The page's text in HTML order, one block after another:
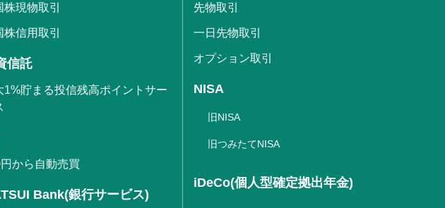
株現物取引
株信用取引
信託
1%貯まる投信残高ポイントサー
から自動売買
Bank(銀行サービス)
先物取引
一日先物取引
オプション取引
NISA
旧NISA
旧つみたてNISA
iDeCo(個人型確定拠出年金)